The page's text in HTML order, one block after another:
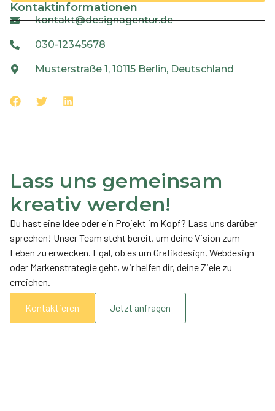
Kontaktinformationen
kontakt@designagentur.de
030-12345678
Musterstraße 1, 10115 Berlin, Deutschland
Lass uns gemeinsam
kreativ werden!
Du hast eine Idee oder ein Projekt im Kopf? Lass uns darüber
sprechen! Unser Team steht bereit, um deine Vision zum
Leben zu erwecken. Egal, ob es um Grafikdesign, Webdesign
oder Markenstrategie geht, wir helfen dir, deine Ziele zu
erreichen.
Kontaktieren Jetzt anfragen